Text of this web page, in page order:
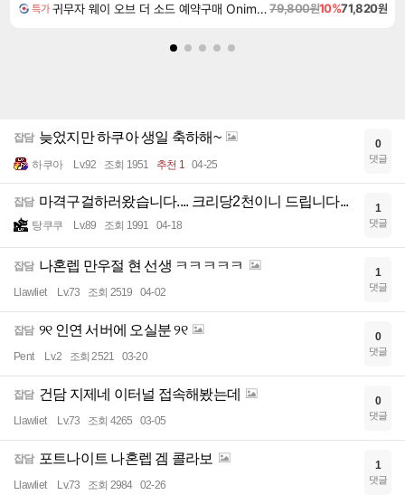
특가 귀무자 웨이 오브 더 소드 예약구매 Onimusha Way of the Sword79,800원10%71,820원
잡담 늦었지만 하쿠아 생일 축하해~
하쿠아 Lv.92 조회 1951 추천 1 04-25
0
댓글
잡담 마격구걸하러왔습니다.... 크리당2천이니 드립니다...
탕쿠쿠 Lv.89 조회 1991 04-18
1
댓글
잡담 나혼렙 만우절 현 선생 ㅋㅋㅋㅋㅋ
Llawliet Lv.73 조회 2519 04-02
1
댓글
잡담 ୨୧ 인연 서버에 오실분 ୨୧
Pent Lv.2 조회 2521 03-20
0
댓글
잡담 건담 지제네 이터널 접속해봤는데
Llawliet Lv.73 조회 4265 03-05
0
댓글
잡담 포트나이트 나혼렙 겜 콜라보
Llawliet Lv.73 조회 2984 02-26
1
댓글